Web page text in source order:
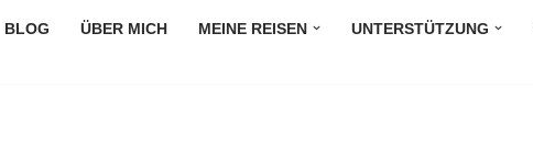
BLOG ÜBER MICH MEINE REISEN UNTERSTÜTZUNG